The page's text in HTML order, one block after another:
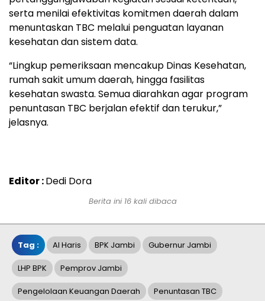
serta menilai efektivitas komitmen daerah dalam
menuntaskan TBC melalui penguatan layanan
kesehatan dan sistem data.
“Lingkup pemeriksaan mencakup Dinas Kesehatan,
rumah sakit umum daerah, hingga fasilitas
kesehatan swasta. Semua diarahkan agar program
penuntasan TBC berjalan efektif dan terukur,”
jelasnya.
Editor :Dedi Dora
Berita ini 16 kali dibaca
Tag : Al Haris BPK Jambi Gubernur Jambi
LHP BPK Pemprov Jambi
Pengelolaan Keuangan Daerah Penuntasan TBC